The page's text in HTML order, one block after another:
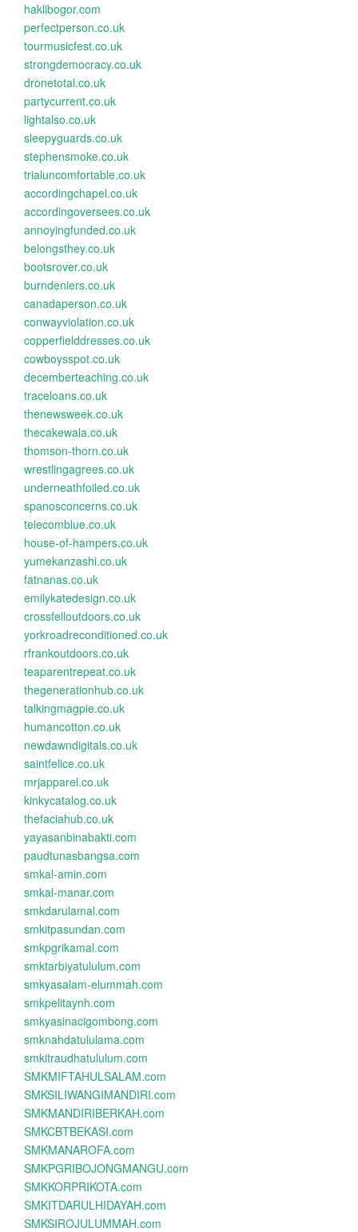
haklibogor.com
perfectperson.co.uk
tourmusicfest.co.uk
strongdemocracy.co.uk
dronetotal.co.uk
partycurrent.co.uk
lightalso.co.uk
sleepyguards.co.uk
stephensmoke.co.uk
trialuncomfortable.co.uk
accordingchapel.co.uk
accordingoversees.co.uk
annoyingfunded.co.uk
belongsthey.co.uk
bootsrover.co.uk
burndeniers.co.uk
canadaperson.co.uk
conwayviolation.co.uk
copperfielddresses.co.uk
cowboysspot.co.uk
decemberteaching.co.uk
traceloans.co.uk
thenewsweek.co.uk
thecakewala.co.uk
thomson-thorn.co.uk
wrestlingagrees.co.uk
underneathfoiled.co.uk
spanosconcerns.co.uk
telecomblue.co.uk
house-of-hampers.co.uk
yumekanzashi.co.uk
fatnanas.co.uk
emilykatedesign.co.uk
crossfelloutdoors.co.uk
yorkroadreconditioned.co.uk
rfrankoutdoors.co.uk
teaparentrepeat.co.uk
thegenerationhub.co.uk
talkingmagpie.co.uk
humancotton.co.uk
newdawndigitals.co.uk
saintfelice.co.uk
mrjapparel.co.uk
kinkycatalog.co.uk
thefaciahub.co.uk
yayasanbinabakti.com
paudtunasbangsa.com
smkal-amin.com
smkal-manar.com
smkdarulamal.com
smkitpasundan.com
smkpgrikamal.com
smktarbiyatululum.com
smkyasalam-elummah.com
smkpelitaynh.com
smkyasinacigombong.com
smknahdatululama.com
smkitraudhatululum.com
SMKMIFTAHULSALAM.com
SMKSILIWANGIMANDIRI.com
SMKMANDIRIBERKAH.com
SMKCBTBEKASI.com
SMKMANAROFA.com
SMKPGRIBOJONGMANGU.com
SMKKORPRIKOTA.com
SMKITDARULHIDAYAH.com
SMKSIROJULUMMAH.com